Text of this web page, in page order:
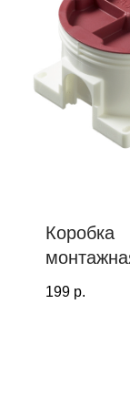
Коробка
199 р.